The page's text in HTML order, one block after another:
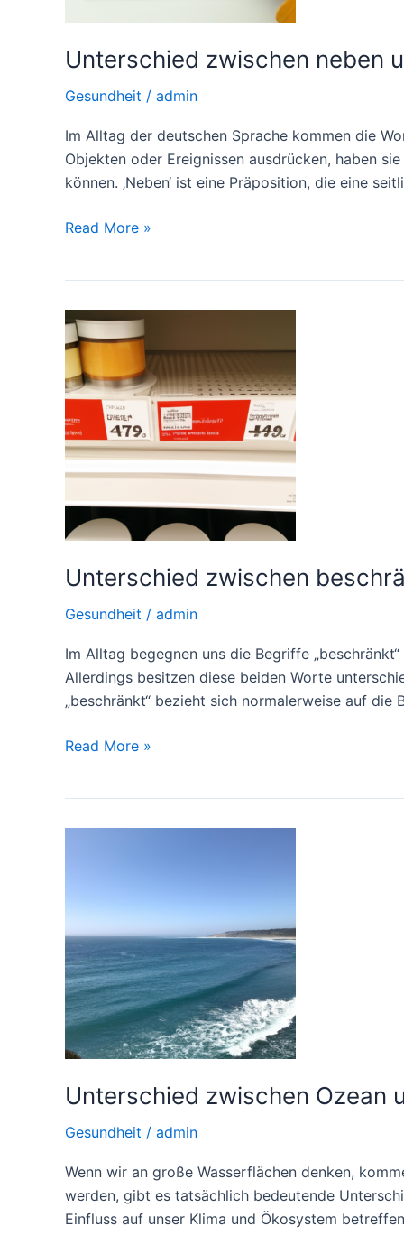
Unterschied zwischen neben
Gesundheit / admin
Im Alltag der deutschen Sprache kommen die
Objekten oder Ereignissen ausdrücken, haben
können. ‚Neben‘ ist eine Präposition, die eine
Unterschied
naechste
Read More »
Unterschied zwischen
Gesundheit / admin
Im Alltag begegnen uns die Begriffe
Allerdings besitzen diese beiden Worte
„beschränkt“ bezieht sich normalerweise auf die
Unterschied
Read More »
Unterschied zwischen Ozean
Gesundheit / admin
Wenn wir an große Wasserflächen denken,
werden, gibt es tatsächlich bedeutende
Einfluss auf unser Klima und Ökosystem